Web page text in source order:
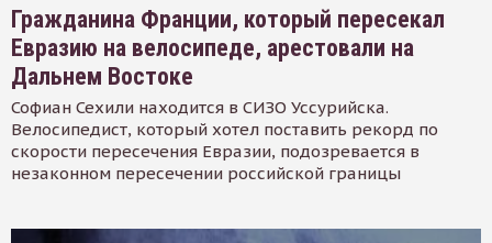
Гражданина Франции, который пересекал
Евразию на велосипеде, арестовали на
Дальнем Востоке
Софиан Сехили находится в СИЗО Уссурийска.
Велосипедист, который хотел поставить рекорд по
скорости пересечения Евразии, подозревается в
незаконном пересечении российской границы